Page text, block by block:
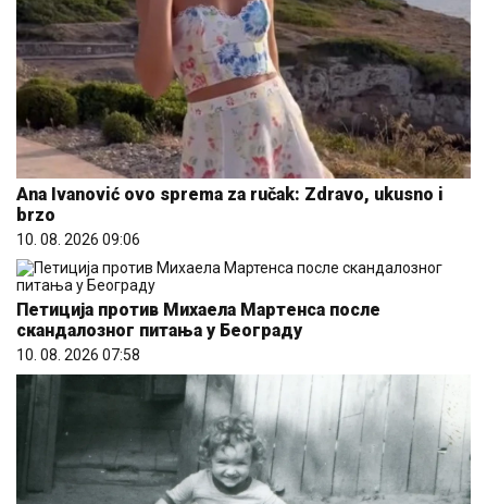
Ana Ivanović ovo sprema za ručak: Zdravo, ukusno i
brzo
10. 08. 2026 09:06
Петиција против Михаела Мартенса после
скандалозног питања у Београду
10. 08. 2026 07:58